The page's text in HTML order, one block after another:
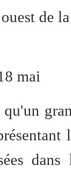
de
mai